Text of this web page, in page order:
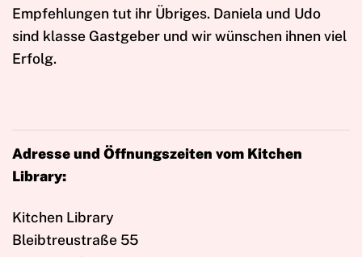
Empfehlungen tut ihr Übriges. Daniela und Udo
sind klasse Gastgeber und wir wünschen ihnen viel
Erfolg.
Adresse und Öffnungszeiten vom Kitchen
Library:
Kitchen Library
Bleibtreustraße 55